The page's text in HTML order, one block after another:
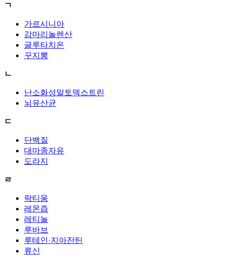
ㄱ
가르시니아
감마리놀렌산
글루타치온
꾸지뽕
ㄴ
난소화성말토덱스트린
뇌유산균
ㄷ
단백질
대마종자유
도라지
ㄹ
락티움
레몬즙
레티놀
루바브
루테인·지아잔틴
류신